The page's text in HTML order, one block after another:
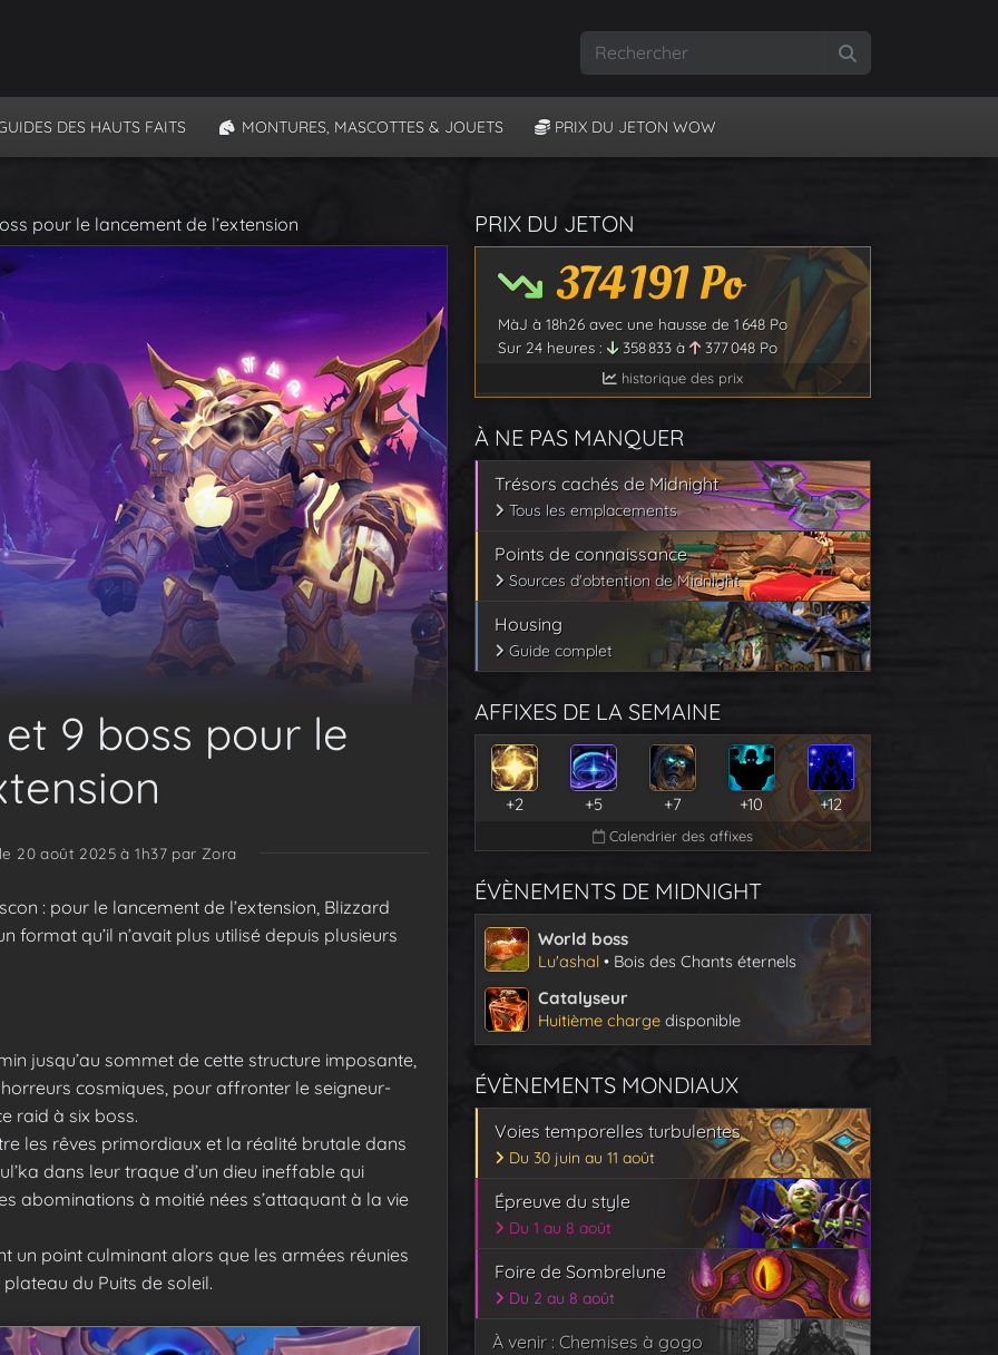
DES HAUTS FAITS MONTURES, MASCOTTES & JOUETS PRIX DU JETON WOW
pour le lancement de l’extension
9 boss pour le
20 août 2025 à 1h37par Zora
: pour le lancement de l’extension, Blizzard
format qu’il n’avait plus utilisé depuis plusieurs
jusqu’au sommet de cette structure imposante,
cosmiques, pour affronter le seigneur-
raid à six boss.
les rêves primordiaux et la réalité brutale dans
dans leur traque d’un dieu ineffable qui
abominations à moitié nées s’attaquant à la vie
un point culminant alors que les armées réunies
du Puits de soleil.
PRIX DU JETON
374 191Po
MàJ à 18h26 avec une hausse de 1 648 Po
Sur 24 heures :
358 833 à 377 048 Po
historique des prix
À NE PAS MANQUER
Trésors cachés de Midnight
Tous les emplacements
Points de connaissance
Sources d'obtention de Midnight
Housing
Guide complet
AFFIXES DE LA SEMAINE
+2 +5 +7 +10 +12
Calendrier des affixes
ÉVÈNEMENTS DE MIDNIGHT
World boss
Lu'ashal • Bois des Chants éternels
Catalyseur
Huitième charge disponible
ÉVÈNEMENTS MONDIAUX
Voies temporelles turbulentes
Du 30 juin au 11 août
Épreuve du style
Du 1 au 8 août
Foire de Sombrelune
Du 2 au 8 août
À venir : Chemises à gogo